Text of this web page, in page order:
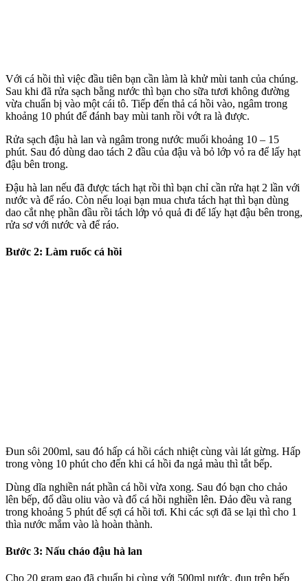
Với cá hồi thì việc đầu tiên bạn cần làm là khử mùi tanh của chúng.
Sau khi đã rửa sạch bằng nước thì bạn cho sữa tươi không đường
vừa chuẩn bị vào một cái tô. Tiếp đến thả cá hồi vào, ngâm trong
khoảng 10 phút để đánh bay mùi tanh rồi vớt ra là được.
Rửa sạch đậu hà lan và ngâm trong nước muối khoảng 10 – 15
phút. Sau đó dùng dao tách 2 đầu của đậu và bỏ lớp vỏ ra để lấy hạt
đậu bên trong.
Đậu hà lan nếu đã được tách hạt rồi thì bạn chỉ cần rửa hạt 2 lần với
nước và để ráo. Còn nếu loại bạn mua chưa tách hạt thì bạn dùng
dao cắt nhẹ phần đầu rồi tách lớp vỏ quả đi để lấy hạt đậu bên trong,
rửa sơ với nước và để ráo.
Bước 2: Làm ruốc cá hồi
Đun sôi 200ml, sau đó hấp cá hồi cách nhiệt cùng vài lát gừng. Hấp
trong vòng 10 phút cho đến khi cá hồi đa ngả màu thì tắt bếp.
Dùng dĩa nghiền nát phần cá hồi vừa xong. Sau đó bạn cho chảo
lên bếp, đổ dầu oliu vào và đổ cá hồi nghiền lên. Đảo đều và rang
trong khoảng 5 phút để sợi cá hồi tơi. Khi các sợi đã se lại thì cho 1
thìa nước mắm vào là hoàn thành.
Bước 3: Nấu cháo đậu hà lan
Cho 20 gram gạo đã chuẩn bị cùng với 500ml nước, đun trên bếp